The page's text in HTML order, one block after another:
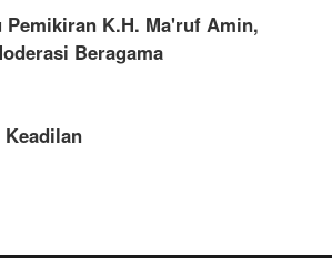
Pemikiran K.H. Ma'ruf Amin,
Beragama
Keadilan